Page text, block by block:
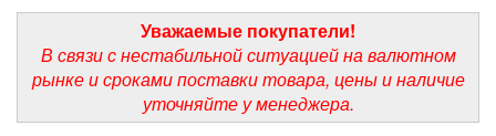
Уважаемые покупатели!
В связи с нестабильной ситуацией на валютном
рынке и сроками поставки товара, цены и наличие
уточняйте у менеджера.